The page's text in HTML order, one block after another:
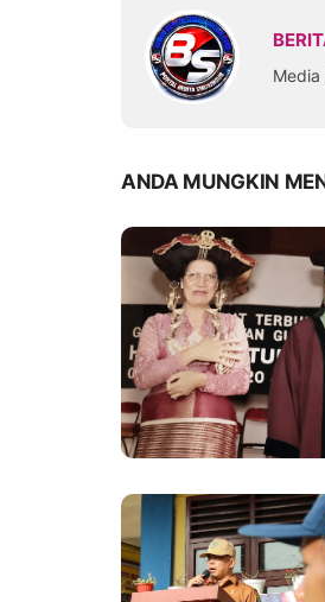
Media
ANDA MUNGKIN